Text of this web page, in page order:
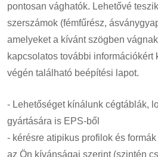
pontosan vághatók. Lehetővé
szerszámok (fémfűrész,
amelyeket a kívánt szögben
kapcsolatos további információkért
végén található beépítési lapot.
- Lehetőséget kínálunk cégtáblák,
gyártására is EPS-ből
- kérésre atipikus profilok és
az Ön kívánságai szerint (szintén